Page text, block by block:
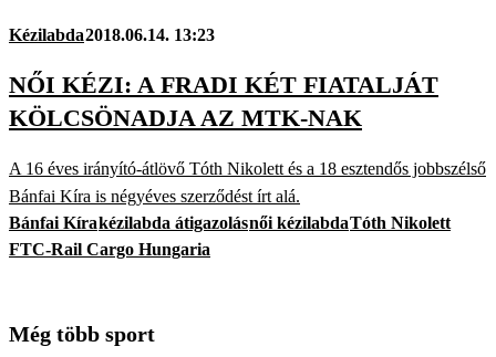
Kézilabda2018.06.14. 13:23
NŐI KÉZI: A FRADI KÉT FIATALJÁT
KÖLCSÖNADJA AZ MTK-NAK
A 16 éves irányító-átlövő Tóth Nikolett és a 18 esztendős jobbszélső
Bánfai Kíra is négyéves szerződést írt alá.
Bánfai Kírakézilabda átigazolásnői kézilabdaTóth Nikolett
FTC-Rail Cargo Hungaria
Még több sport